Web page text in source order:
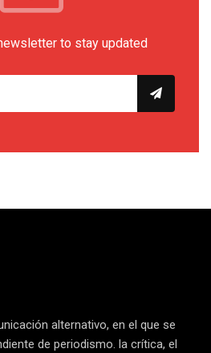
to stay updated
alternativo, en el que se
de periodismo. la crítica, el